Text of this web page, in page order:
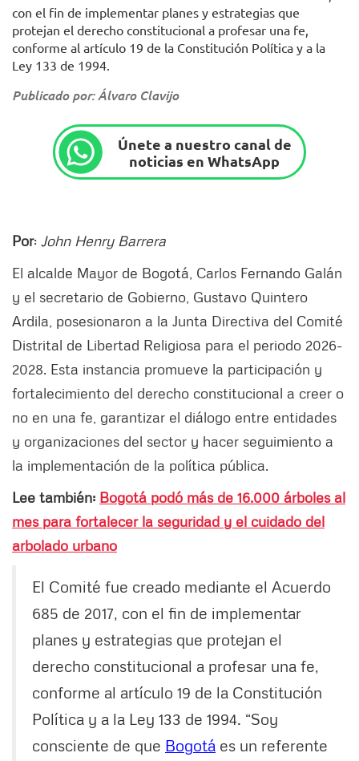
con el fin de implementar planes y estrategias que
protejan el derecho constitucional a profesar una fe,
conforme al artículo 19 de la Constitución Política y a la
Ley 133 de 1994.
Publicado por: Álvaro Clavijo
Únete a nuestro canal de
noticias en WhatsApp
Por: John Henry Barrera
El alcalde Mayor de Bogotá, Carlos Fernando Galán
y el secretario de Gobierno, Gustavo Quintero
Ardila, posesionaron a la Junta Directiva del Comité
Distrital de Libertad Religiosa para el periodo 2026-
2028. Esta instancia promueve la participación y
fortalecimiento del derecho constitucional a creer o
no en una fe, garantizar el diálogo entre entidades
y organizaciones del sector y hacer seguimiento a
la implementación de la política pública.
Lee también: Bogotá podó más de 16.000 árboles al
mes para fortalecer la seguridad y el cuidado del
arbolado urbano
El Comité fue creado mediante el Acuerdo
685 de 2017, con el fin de implementar
planes y estrategias que protejan el
derecho constitucional a profesar una fe,
conforme al artículo 19 de la Constitución
Política y a la Ley 133 de 1994. “Soy
consciente de que Bogotá es un referente